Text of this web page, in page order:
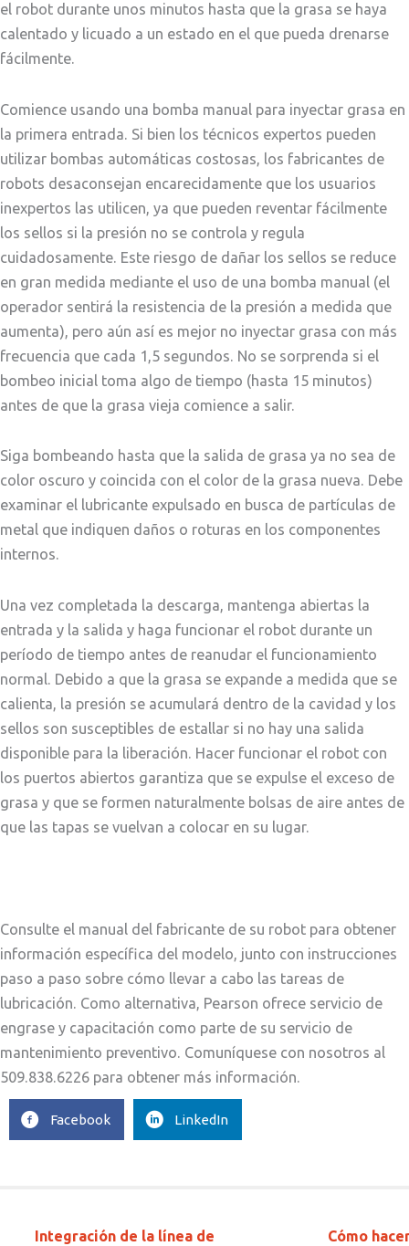
el robot durante unos minutos hasta que la grasa se haya
calentado y licuado a un estado en el que pueda drenarse
fácilmente.
Comience usando una bomba manual para inyectar grasa en
la primera entrada. Si bien los técnicos expertos pueden
utilizar bombas automáticas costosas, los fabricantes de
robots desaconsejan encarecidamente que los usuarios
inexpertos las utilicen, ya que pueden reventar fácilmente
los sellos si la presión no se controla y regula
cuidadosamente. Este riesgo de dañar los sellos se reduce
en gran medida mediante el uso de una bomba manual (el
operador sentirá la resistencia de la presión a medida que
aumenta), pero aún así es mejor no inyectar grasa con más
frecuencia que cada 1,5 segundos. No se sorprenda si el
bombeo inicial toma algo de tiempo (hasta 15 minutos)
antes de que la grasa vieja comience a salir.
Siga bombeando hasta que la salida de grasa ya no sea de
color oscuro y coincida con el color de la grasa nueva. Debe
examinar el lubricante expulsado en busca de partículas de
metal que indiquen daños o roturas en los componentes
internos.
Una vez completada la descarga, mantenga abiertas la
entrada y la salida y haga funcionar el robot durante un
período de tiempo antes de reanudar el funcionamiento
normal. Debido a que la grasa se expande a medida que se
calienta, la presión se acumulará dentro de la cavidad y los
sellos son susceptibles de estallar si no hay una salida
disponible para la liberación. Hacer funcionar el robot con
los puertos abiertos garantiza que se expulse el exceso de
grasa y que se formen naturalmente bolsas de aire antes de
que las tapas se vuelvan a colocar en su lugar.
Consulte el manual del fabricante de su robot para obtener
información específica del modelo, junto con instrucciones
paso a paso sobre cómo llevar a cabo las tareas de
lubricación. Como alternativa, Pearson ofrece servicio de
engrase y capacitación como parte de su servicio de
mantenimiento preventivo. Comuníquese con nosotros al
509.838.6226 para obtener más información.
Facebook LinkedIn
Integración de la línea de
Cómo